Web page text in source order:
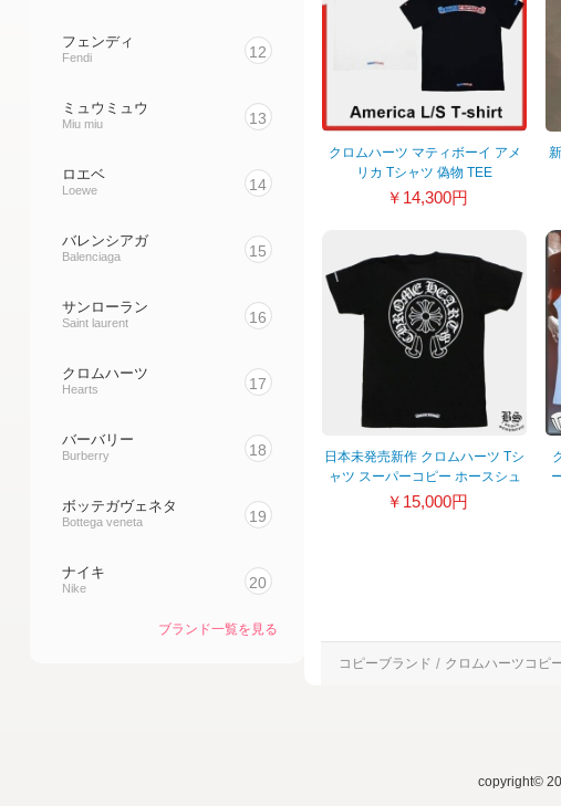
クロムハーツ マティボーイ アメ
リカ Tシャツ 偽物 TEE
2021/21082409
￥14,300円
日本未発売新作 クロムハーツ Tシ
ャツ スーパーコピー ホースシュ
ー ブラック 20040208
￥15,000円
コピーブランド クロムハーツコピ
フェンディ
Fendi 12
ミュウミュウ
Miu miu 13
ロエベ
Loewe 14
バレンシアガ
Balenciaga 15
サンローラン
Saint laurent 16
クロムハーツ
Hearts 17
バーバリー
Burberry 18
ボッテガヴェネタ
Bottega veneta 19
ナイキ
Nike 20
ブランド一覧を見る
copyright©